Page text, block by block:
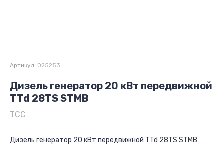
Артикул: 025253
Дизель генератор 20 кВт передвижной
TTd 28TS STMB
ТСС
Дизель генератор 20 кВт передвижной TTd 28TS STMB